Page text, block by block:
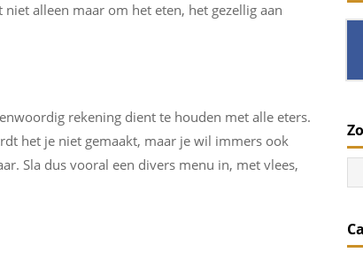
alleen maar om het eten, het gezellig aan
rekening dient te houden met alle eters.
het je niet gemaakt, maar je wil immers ook
Sla dus vooral een divers menu in, met vlees,